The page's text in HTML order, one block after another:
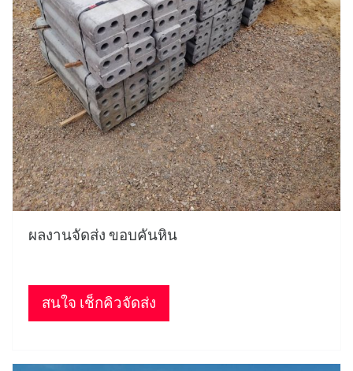
ผลงานจัดส่ง ขอบคันหิน
สนใจ เช็กคิวจัดส่ง